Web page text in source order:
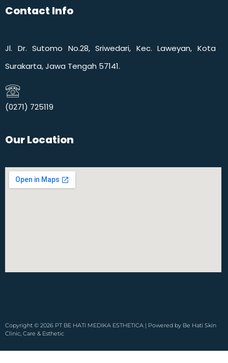
Contact Info
Jl. Dr. Sutomo No.28, Sriwedari, Kec. Laweyan, Kota
Surakarta, Jawa Tengah 57141.
(0271) 725119​
Our Location
Copyright © 2026 PT BE HATI MEDIKA ESTHETICA | Powered by Be Hati Skin
Clinic, Care & Esthetic